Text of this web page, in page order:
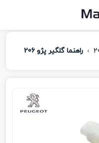
راهنما گلگیر پژو 206